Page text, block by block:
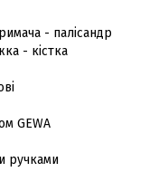
- палісандр
- кістка
GEWA
ручками